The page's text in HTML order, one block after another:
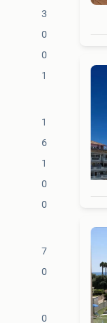
3
0
0
1
1
6
1
0
0
7
0
0